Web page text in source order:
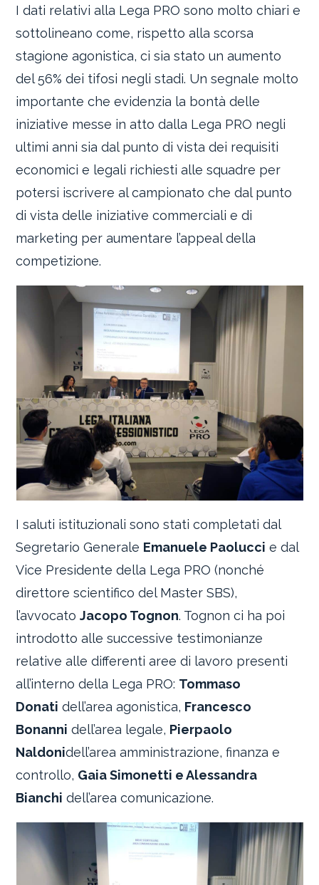
I dati relativi alla Lega PRO sono molto chiari e
sottolineano come, rispetto alla scorsa
stagione agonistica, ci sia stato un aumento
del 56% dei tifosi negli stadi. Un segnale molto
importante che evidenzia la bontà delle
iniziative messe in atto dalla Lega PRO negli
ultimi anni sia dal punto di vista dei requisiti
economici e legali richiesti alle squadre per
potersi iscrivere al campionato che dal punto
di vista delle iniziative commerciali e di
marketing per aumentare l’appeal della
competizione.
I saluti istituzionali sono stati completati dal
Segretario Generale Emanuele Paolucci e dal
Vice Presidente della Lega PRO (nonché
direttore scientifico del Master SBS),
l’avvocatoJacopo Tognon. Tognon ci ha poi
introdotto alle successive testimonianze
relative alle differenti aree di lavoro presenti
all’interno della Lega PRO: Tommaso
Donati dell’area agonistica, Francesco
Bonanni dell’area legale, Pierpaolo
Naldonidell’area amministrazione, finanza e
controllo, Gaia Simonetti e Alessandra
Bianchi dell’area comunicazione.